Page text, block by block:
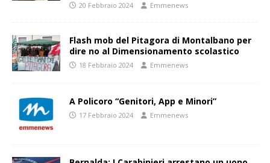
20 Febbraio 2024 Emmenews
Flash mob del Pitagora di Montalbano per
dire no al Dimensionamento scolastico
18 Febbraio 2024 Emmenews
A Policoro “Genitori, App e Minori”
17 Febbraio 2024 Emmenews